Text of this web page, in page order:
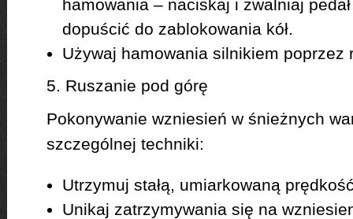
hamowania – naciskaj i zwalniaj
dopuścić do zablokowania kół.
Używaj hamowania silnikiem poprzez
5. Ruszanie pod górę
Pokonywanie wzniesień w śnieżnych
szczególnej techniki:
Utrzymuj stałą, umiarkowaną
Unikaj zatrzymywania się na